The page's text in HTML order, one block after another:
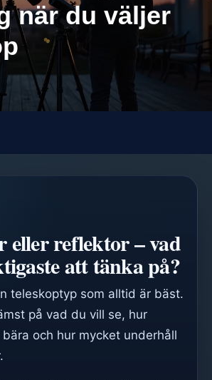
när du väljer
eller reflektor – vad
att tänka på?
teleskoptyp som alltid är bäst.
på vad du vill se, hur
och hur mycket underhåll